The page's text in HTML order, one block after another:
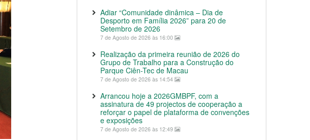
Adiar “Comunidade dinâmica – Dia de
Desporto em Família 2026” para 20 de
Setembro de 2026
7 de Agosto de 2026 às 16:00
Realização da primeira reunião de 2026 do
Grupo de Trabalho para a Construção do
Parque Ciên-Tec de Macau
7 de Agosto de 2026 às 14:54
Arrancou hoje a 2026GMBPF, com a
assinatura de 49 projectos de cooperação a
reforçar o papel de plataforma de convenções
e exposições
7 de Agosto de 2026 às 12:49